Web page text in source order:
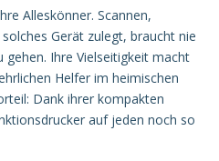
Alleskönner. Scannen,
Gerät zulegt, braucht nie
gehen. Ihre Vielseitigkeit macht
Helfer im heimischen
Dank ihrer kompakten
auf jeden noch so